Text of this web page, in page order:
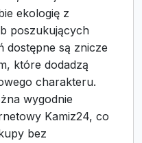
ekologię z
poszukujących
dostępne są znicze
które dodadzą
charakteru.
wygodnie
Kamiz24, co
bez